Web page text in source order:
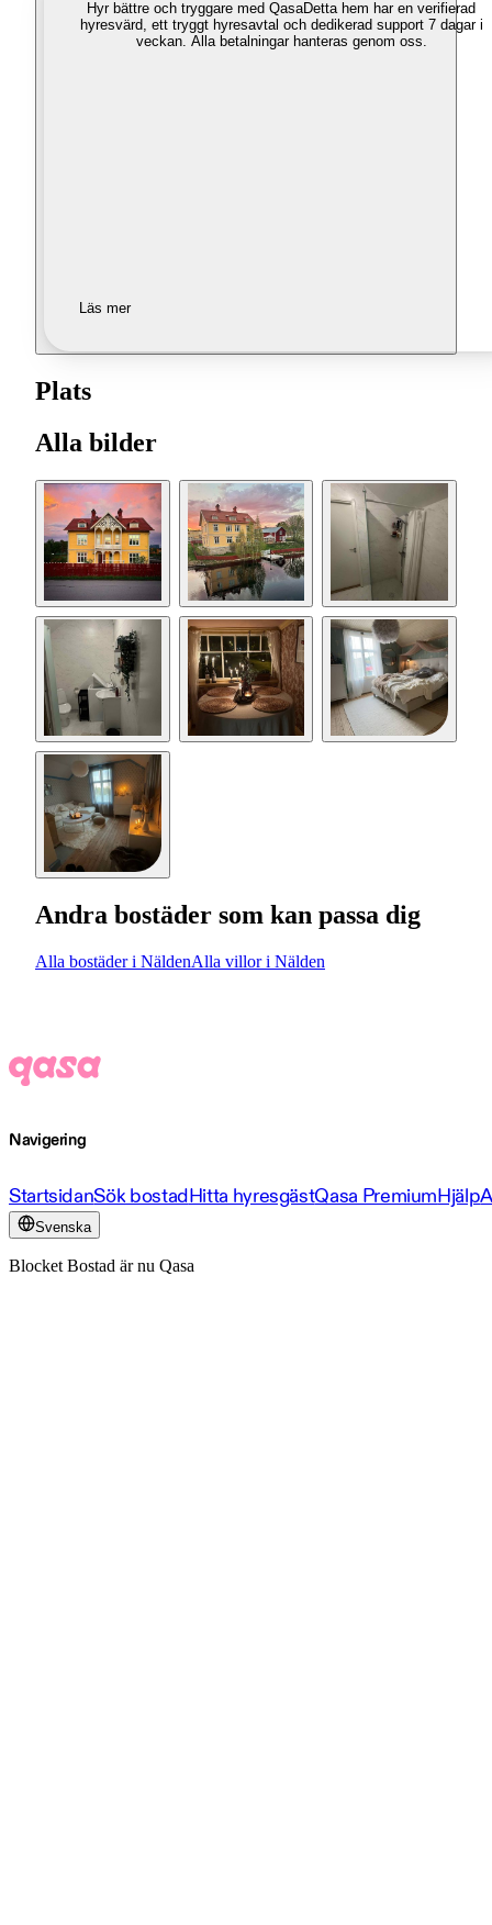
Hyr bättre och tryggare med QasaDetta hem har en verifierad
hyresvärd, ett tryggt hyresavtal och dedikerad support 7 dagar i
veckan. Alla betalningar hanteras genom oss.
Läs mer
Plats
Alla bilder
Andra bostäder som kan passa dig
Alla bostäder i NäldenAlla villor i Nälden
Navigering
StartsidanSök bostadHitta hyresgästQasa PremiumHjälp
Svenska
Blocket Bostad är nu Qasa